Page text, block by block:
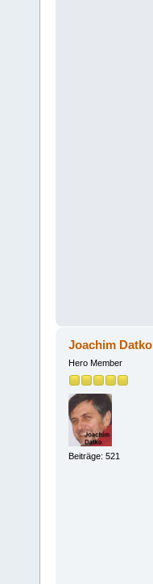
Joachim Datko
Hero Member
Beiträge: 521